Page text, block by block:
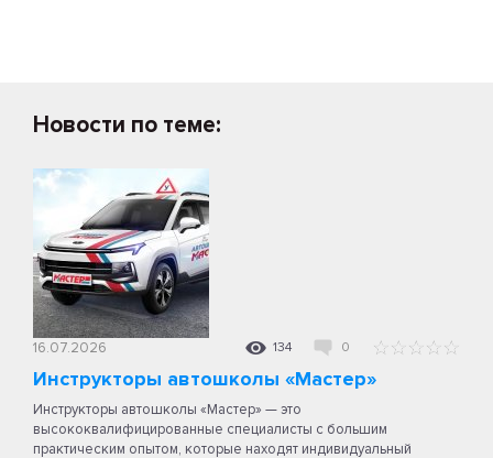
Новости по теме:
16.07.2026 134 0
Инструкторы автошколы «Мастер»
Инструкторы автошколы «Мастер» — это
высококвалифицированные специалисты с большим
практическим опытом, которые находят индивидуальный